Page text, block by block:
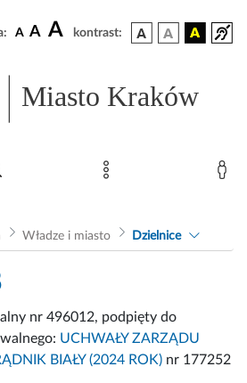
A A A kontrast:
Miasto Kraków
Władze i miasto Dzielnice
nr 496012, podpięty do
UCHWAŁY ZARZĄDU
BIAŁY (2024 ROK) nr 177252